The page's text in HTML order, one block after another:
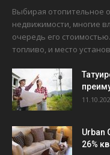
Выбирая отопительное
недвижимости, многие
очередь его
топливо, и место
Urban
26%